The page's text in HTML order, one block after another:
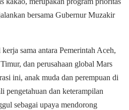
bersama Gubernur Muzakir
sama antara Pemerintah Aceh,
dan perusahaan global Mars
ini, anak muda dan perempuan di
pengetahuan dan keterampilan
sebagai upaya mendorong